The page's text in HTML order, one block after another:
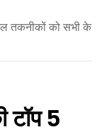
तकनीकों को सभी के
टॉप 5